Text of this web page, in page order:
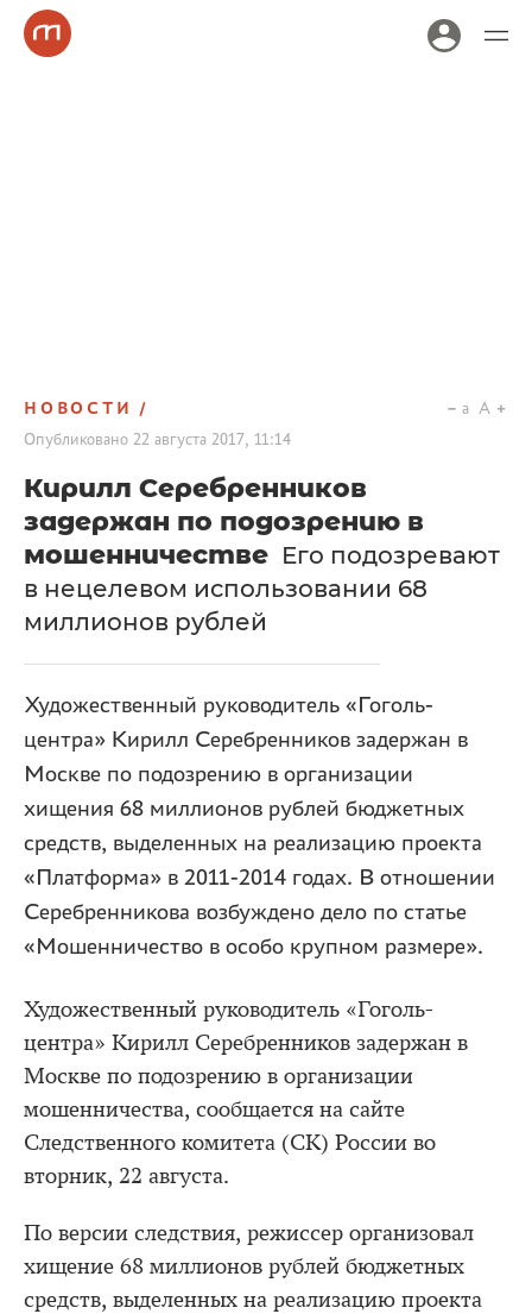
НОВОСТИ
Опубликовано 22 августа 2017, 11:14
a A
Кирилл Серебренников
задержан по подозрению в
мошенничестве Его подозревают
в нецелевом использовании 68
миллионов рублей
Художественный руководитель «Гоголь-
центра» Кирилл Серебренников задержан в
Москве по подозрению в организации
хищения 68 миллионов рублей бюджетных
средств, выделенных на реализацию проекта
«Платформа» в 2011-2014 годах. В отношении
Серебренникова возбуждено дело по статье
«Мошенничество в особо крупном размере».
Художественный руководитель «Гоголь-
центра» Кирилл Серебренников задержан в
Москве по подозрению в организации
мошенничества, сообщается на сайте
Следственного комитета (СК) России во
вторник, 22 августа.
По версии следствия, режиссер организовал
хищение 68 миллионов рублей бюджетных
средств, выделенных на реализацию проекта